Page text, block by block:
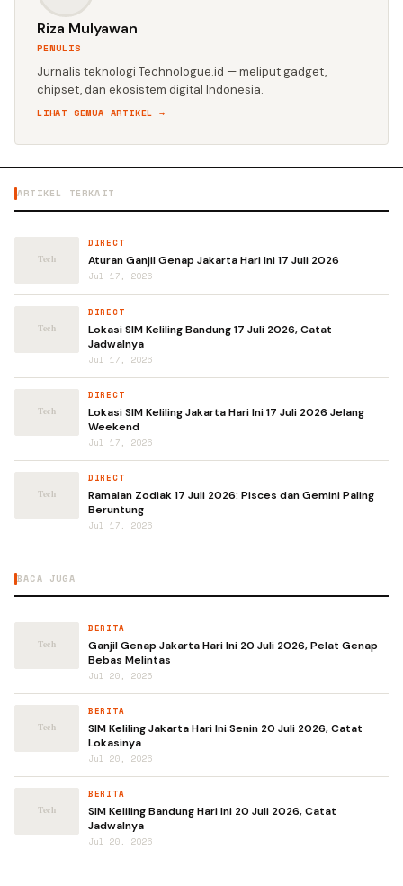
Riza Mulyawan
PENULIS
Jurnalis teknologi Technologue.id — meliput gadget,
chipset, dan ekosistem digital Indonesia.
LIHAT SEMUA ARTIKEL →
ARTIKEL TERKAIT
DIRECT
Aturan Ganjil Genap Jakarta Hari Ini 17 Juli 2026
Jul 17, 2026
DIRECT
Lokasi SIM Keliling Bandung 17 Juli 2026, Catat
Jadwalnya
Jul 17, 2026
DIRECT
Lokasi SIM Keliling Jakarta Hari Ini 17 Juli 2026 Jelang
Weekend
Jul 17, 2026
DIRECT
Ramalan Zodiak 17 Juli 2026: Pisces dan Gemini Paling
Beruntung
Jul 17, 2026
BACA JUGA
BERITA
Ganjil Genap Jakarta Hari Ini 20 Juli 2026, Pelat Genap
Bebas Melintas
Jul 20, 2026
BERITA
SIM Keliling Jakarta Hari Ini Senin 20 Juli 2026, Catat
Lokasinya
Jul 20, 2026
BERITA
SIM Keliling Bandung Hari Ini 20 Juli 2026, Catat
Jadwalnya
Jul 20, 2026